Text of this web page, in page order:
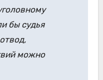
бы судья
можно